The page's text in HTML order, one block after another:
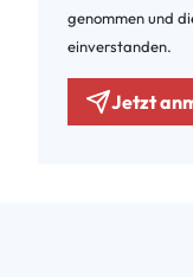
genommen und
einverstanden.
Jetzt